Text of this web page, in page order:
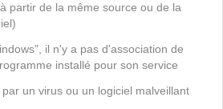
partir de la même source ou de la
il n'y a pas d'association de
installé pour son service
un virus ou un logiciel malveillant